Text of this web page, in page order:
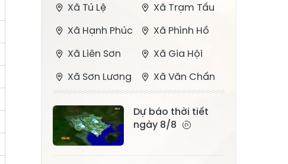
Xã Tú Lệ
Xã Trạm Tấu
Xã Hạnh Phúc
Xã Phình Hồ
Xã Liên Sơn
Xã Gia Hội
Xã Sơn Lương
Xã Văn Chấn
Bằng La
Xã Chấn Thịnh
Xã Nghĩa Tâm
Dự báo thời tiết
ngày 8/8